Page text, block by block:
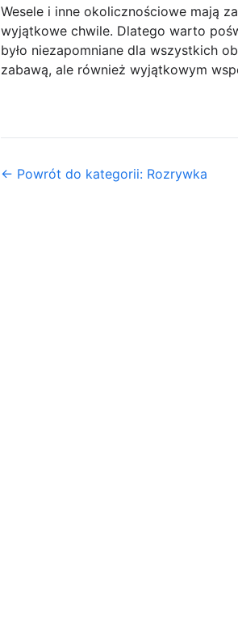
Wesele i inne okolicznościowe mają
wyjątkowe chwile. Dlatego warto
było niezapomniane dla wszystkich
zabawą, ale również wyjątkowym
← Powrót do kategorii: Rozrywka